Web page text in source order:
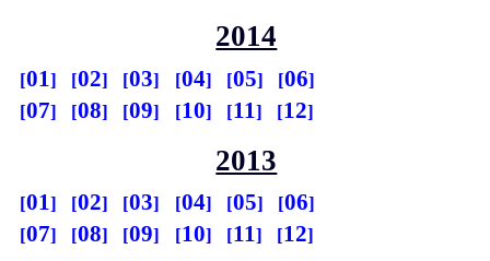
2014
01 02 03 04 05
06
07
08 09 10 11 12
2013
01 02 03 04 05
06
07
08 09 10 11 12